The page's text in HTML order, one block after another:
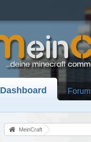
Dashboard Forum
MeinCraft